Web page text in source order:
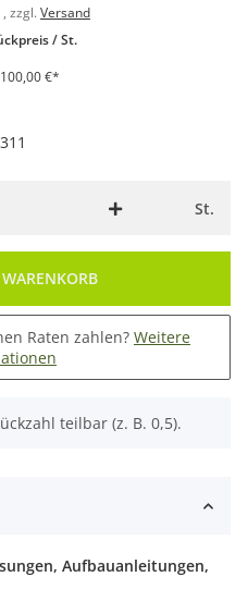
zzgl. Versand
/ St.
100,00 €*
St.
Raten zahlen? Weitere
teilbar (z. B. 0,5).
Aufbauanleitungen,